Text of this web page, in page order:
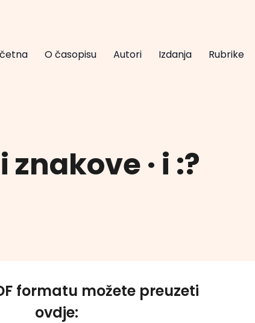
O časopisu Autori Izdanja Rubrike
· i :?
formatu možete preuzeti
ovdje: